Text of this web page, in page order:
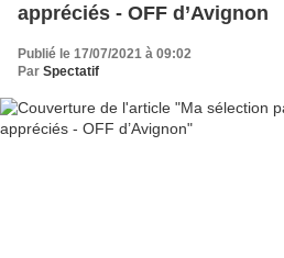
appréciés - OFF d’Avignon
Publié le 17/07/2021 à 09:02
Par Spectatif